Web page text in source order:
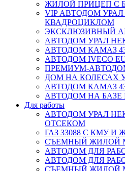
ЖИЛОЙ ПРИЦЕП С
VIP АВТОДОМ
КВАДРОЦИКЛОМ
ЭКСКЛЮЗИВНЫЙ
АВТОДОМ УРАЛ
АВТОДОМ КАМАЗ
АВТОДОМ IVECO
ПРЕМИУМ-
ДОМ НА КОЛЕСАХ
АВТОДОМ КАМАЗ
АВТОДОМ НА БАЗЕ
Для работы
АВТОДОМ УРАЛ
ОТСЕКОМ
ГАЗ 33088 С КМУ
СЪЕМНЫЙ ЖИЛОЙ
АВТОДОМ ДЛЯ
АВТОДОМ ДЛЯ
СЪЕМНЫЙ ЖИЛОЙ